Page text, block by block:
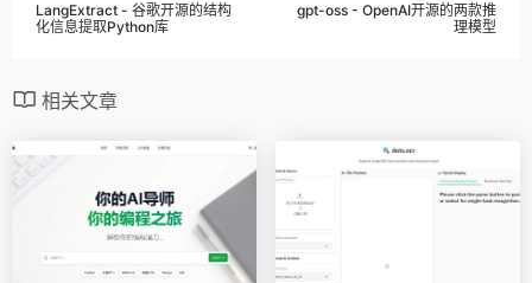
LangExtract - 谷歌开源的结构
化信息提取Python库
gpt-oss - OpenAI开源的两款推
理模型
相关文章